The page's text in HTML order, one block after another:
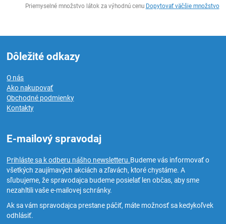
Priemyselné množstvo látok za výhodnú cenu Dopytovať väčšie množstvo
Dôležité odkazy
O nás
Ako nakupovať
Obchodné podmienky
Kontakty
E-mailový spravodaj
Prihláste sa k odberu nášho newsletteru.Budeme vás informovať o
všetkých zaujímavých akciách a zľavách, ktoré chystáme. A
sľubujeme, že spravodajca budeme posielať len občas, aby sme
nezahltili vaše e-mailovej schránky.
Ak sa vám spravodajca prestane páčiť, máte možnosť sa kedykoľvek
odhlásiť.